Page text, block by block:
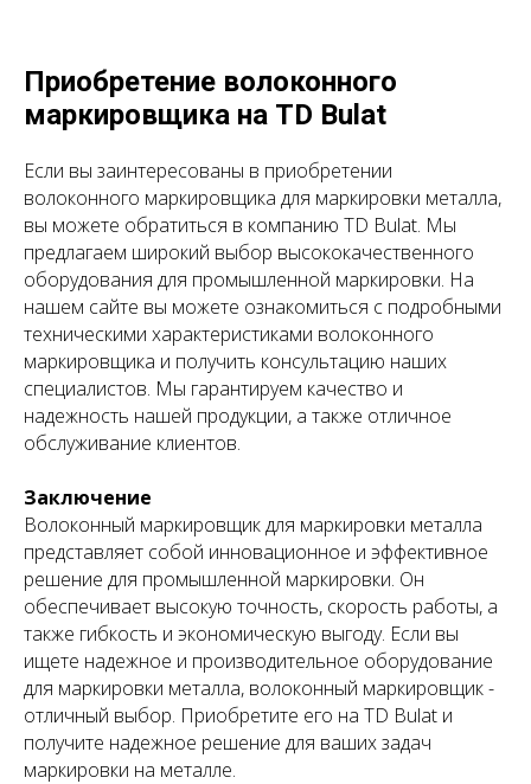
Приобретение волоконного
маркировщика на TD Bulat
Если вы заинтересованы в приобретении
волоконного маркировщика для маркировки металла,
вы можете обратиться в компанию TD Bulat. Мы
предлагаем широкий выбор высококачественного
оборудования для промышленной маркировки. На
нашем сайте вы можете ознакомиться с подробными
техническими характеристиками волоконного
маркировщика и получить консультацию наших
специалистов. Мы гарантируем качество и
надежность нашей продукции, а также отличное
обслуживание клиентов.
Заключение
Волоконный маркировщик для маркировки металла
представляет собой инновационное и эффективное
решение для промышленной маркировки. Он
обеспечивает высокую точность, скорость работы, а
также гибкость и экономическую выгоду. Если вы
ищете надежное и производительное оборудование
для маркировки металла, волоконный маркировщик -
отличный выбор. Приобретите его на TD Bulat и
получите надежное решение для ваших задач
маркировки на металле.